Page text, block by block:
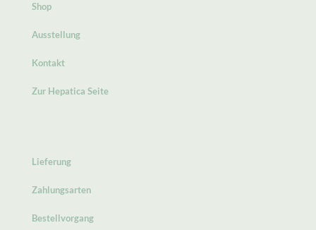
Shop
Ausstellung
Kontakt
Zur Hepatica Seite
Lieferung
Zahlungsarten
Bestellvorgang